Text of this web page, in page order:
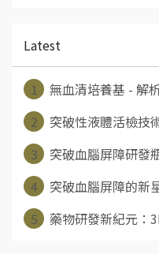
Latest
1
無血清培養基 - 解
2
突破性液體活檢技
3
突破血腦屏障研發
4
突破血腦屏障的新
5
藥物研發新紀元：